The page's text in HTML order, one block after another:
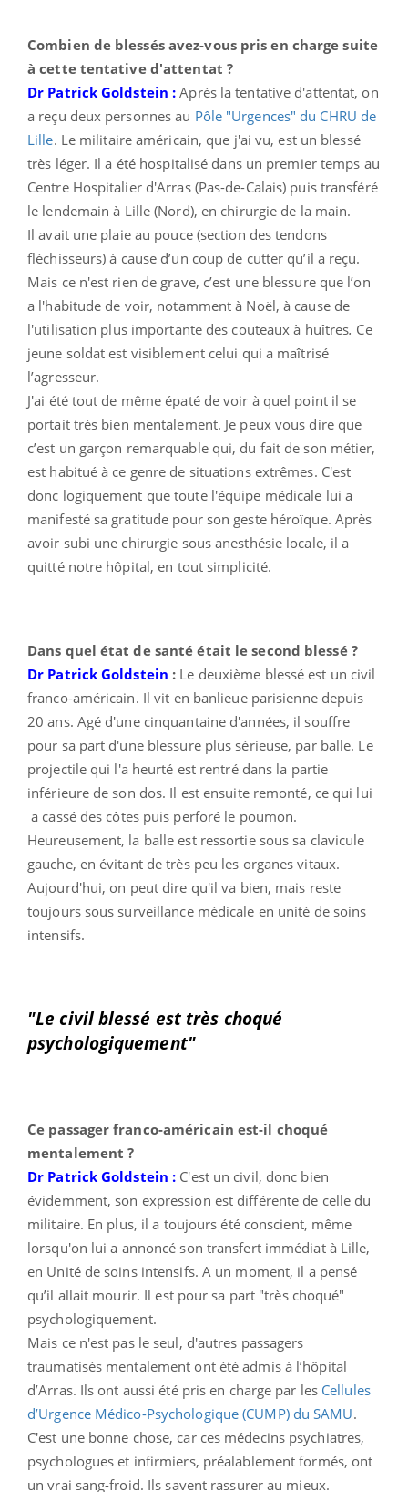
Combien de blessés avez-vous pris en charge suite
à cette tentative d'attentat ?
Dr Patrick Goldstein : Après la tentative d'attentat, on
a reçu deux personnes au Pôle "Urgences" du CHRU de
Lille. Le militaire américain, que j'ai vu, est un blessé
très léger. Il a été hospitalisé dans un premier temps au
Centre Hospitalier d'Arras (Pas-de-Calais) puis transféré
le lendemain à Lille (Nord), en chirurgie de la main.
Il avait une plaie au pouce (section des tendons
fléchisseurs) à cause d’un coup de cutter qu’il a reçu.
Mais ce n'est rien de grave, c’est une blessure que l’on
a l'habitude de voir, notamment à Noël, à cause de
l'utilisation plus importante des couteaux à huîtres. Ce
jeune soldat est visiblement celui qui a maîtrisé
l’agresseur.
J'ai été tout de même épaté de voir à quel point il se
portait très bien mentalement. Je peux vous dire que
c’est un garçon remarquable qui, du fait de son métier,
est habitué à ce genre de situations extrêmes. C'est
donc logiquement que toute l'équipe médicale lui a
manifesté sa gratitude pour son geste héroïque. Après
avoir subi une chirurgie sous anesthésie locale, il a
quitté notre hôpital, en tout simplicité.
Dans quel état de santé était le second blessé ?
Dr Patrick Goldstein : Le deuxième blessé est un civil
franco-américain. Il vit en banlieue parisienne depuis
20 ans. Agé d'une cinquantaine d'années, il souffre
pour sa part d'une blessure plus sérieuse, par balle. Le
projectile qui l'a heurté est rentré dans la partie
inférieure de son dos. Il est ensuite remonté, ce qui lui
a cassé des côtes puis perforé le poumon.
Heureusement, la balle est ressortie sous sa clavicule
gauche, en évitant de très peu les organes vitaux.
Aujourd'hui, on peut dire qu'il va bien, mais reste
toujours sous surveillance médicale en unité de soins
intensifs.
"Le civil blessé est très choqué
psychologiquement"
Ce passager franco-américain est-il choqué
mentalement ?
Dr Patrick Goldstein : C'est un civil, donc bien
évidemment, son expression est différente de celle du
militaire. En plus, il a toujours été conscient, même
lorsqu'on lui a annoncé son transfert immédiat à Lille,
en Unité de soins intensifs. A un moment, il a pensé
qu’il allait mourir. Il est pour sa part "très choqué"
psychologiquement.
Mais ce n'est pas le seul, d'autres passagers
traumatisés mentalement ont été admis à l’hôpital
d’Arras. Ils ont aussi été pris en charge par les Cellules
d’Urgence Médico-Psychologique (CUMP) du SAMU.
C'est une bonne chose, car ces médecins psychiatres,
psychologues et infirmiers, préalablement formés, ont
un vrai sang-froid. Ils savent rassurer au mieux.